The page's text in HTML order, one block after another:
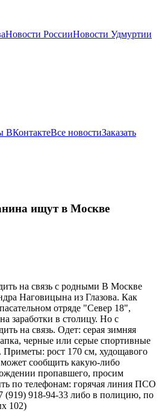
Новости РоссииНовости Удмуртии
ВКонтактеВсе новостиЗаказать
ищут в Москве
на связь с родными В Москве
Наговицына из Глазова. Как
отряде "Север 18",
заработки в столицу. Но с
на связь. Одет: серая зимняя
черные или серые спортивные
рост 170 см, худощавого
сообщить какую-либо
пропавшего, просим
по телефонам: горячая линия ПСО
918-94-33 либо в полицию, по
102)